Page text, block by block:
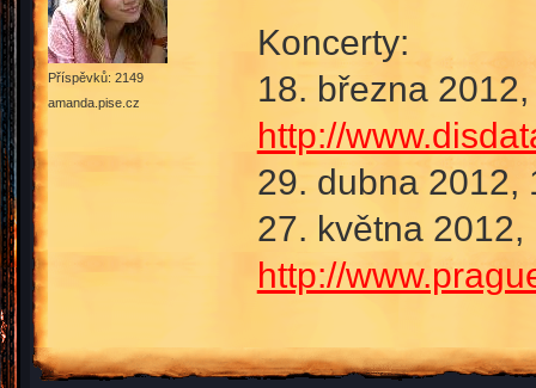
Příspěvků: 2149
amanda.pise.cz
Koncerty:
18. března
http://
29. dubna 2012,
27. května
http://